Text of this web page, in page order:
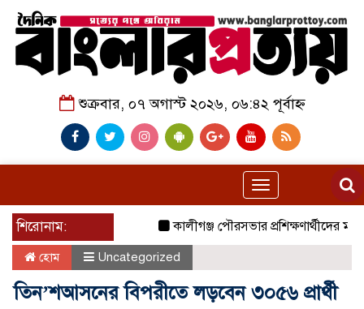
শুক্রবার, ০৭ অগাস্ট ২০২৬, ০৬:৪২ পূর্বাহ্ন
Toggle
navigation
শিরোনাম:
কালীগঞ্জ পৌরসভার প্রশিক্ষণার্থীদের মাঝে
হোম Uncategorized
তিন’শআসনের বিপরীতে লড়বেন ৩০৫৬ প্রার্থী